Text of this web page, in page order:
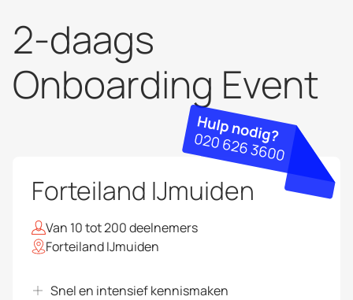
2-daags
Onboarding Event
Forteiland IJmuiden
Van 10 tot 200 deelnemers
Forteiland IJmuiden
Snel en intensief kennismaken